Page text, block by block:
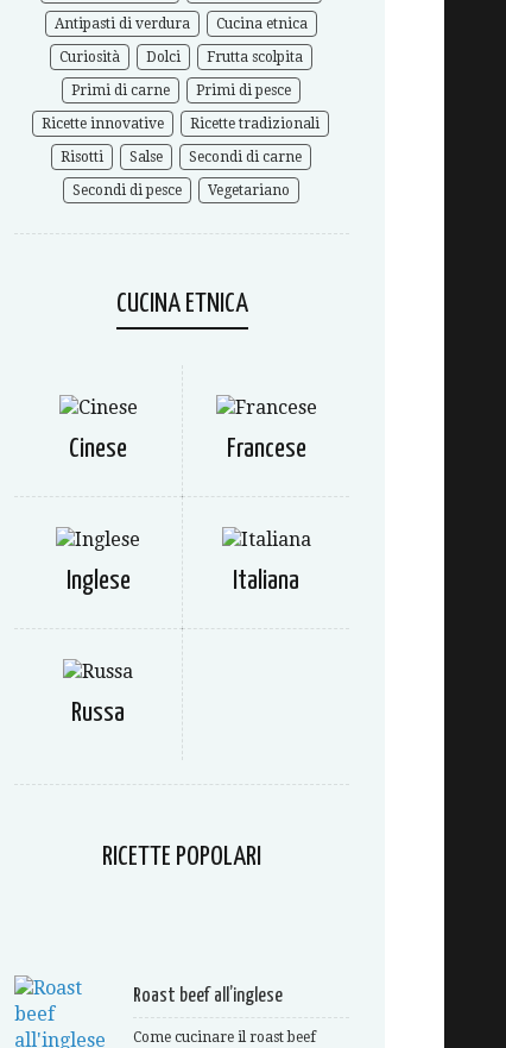
Antipasti di verdura
Cucina etnica
Curiosità
Dolci
Frutta scolpita
Primi di carne
Primi di pesce
Ricette innovative
Ricette tradizionali
Risotti
Salse
Secondi di carne
Secondi di pesce
Vegetariano
CUCINA ETNICA
Cinese Francese
Inglese Italiana
Russa
RICETTE POPOLARI
Roast beef all’inglese
Come cucinare il roast beef